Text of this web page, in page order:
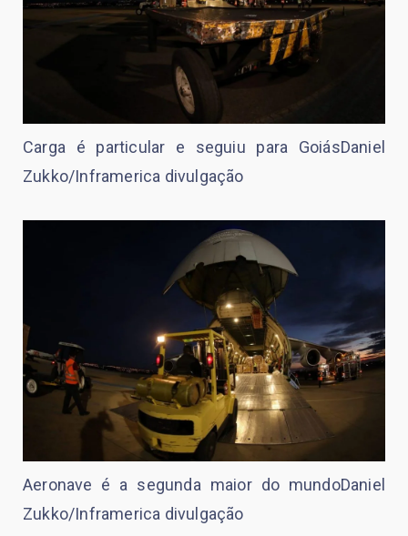
Carga é particular e seguiu para GoiásDaniel
Zukko/Inframerica divulgação
Aeronave é a segunda maior do mundoDaniel
Zukko/Inframerica divulgação